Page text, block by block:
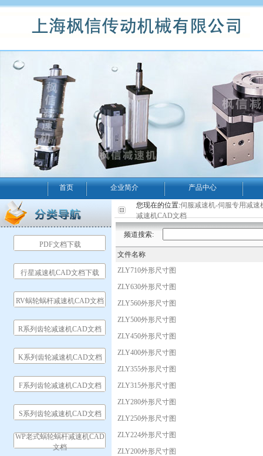
首页 企业简介 产品中心
PDF文档下载
行星减速机CAD文档下载
RV蜗轮蜗杆减速机CAD文档
R系列齿轮减速机CAD文档
K系列齿轮减速机CAD文档
F系列齿轮减速机CAD文档
S系列齿轮减速机CAD文档
WP老式蜗轮蜗杆减速机CAD
文档
您现在的位置:伺服减速机-伺服专用减
减速机CAD文档
频道搜索:
文件名称
ZLY710外形尺寸图
ZLY630外形尺寸图
ZLY560外形尺寸图
ZLY500外形尺寸图
ZLY450外形尺寸图
ZLY400外形尺寸图
ZLY355外形尺寸图
ZLY315外形尺寸图
ZLY280外形尺寸图
ZLY250外形尺寸图
ZLY224外形尺寸图
ZLY200外形尺寸图